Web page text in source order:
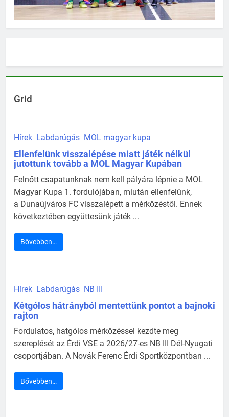
Grid
Hírek Labdarúgás MOL magyar kupa
Ellenfelünk visszalépése miatt játék nélkül
jutottunk tovább a MOL Magyar Kupában
Felnőtt csapatunknak nem kell pályára lépnie a MOL
Magyar Kupa 1. fordulójában, miután ellenfelünk,
a Dunaújváros FC visszalépett a mérkőzéstől. Ennek
következtében együttesünk játék ...
Bővebben…
Hírek Labdarúgás NB III
Kétgólos hátrányból mentettünk pontot a bajnoki
rajton
Fordulatos, hatgólos mérkőzéssel kezdte meg
szereplését az Érdi VSE a 2026/27-es NB III Dél-Nyugati
csoportjában. A Novák Ferenc Érdi Sportközpontban ...
Bővebben…